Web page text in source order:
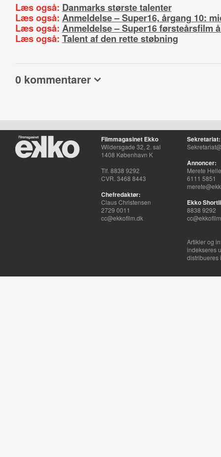
Læs også: Danmarks største talenter
Læs også: Anmeldelse – Super16, årgang 10:
Læs også: Anmeldelse – Super16 førsteårsfilm
Læs også: Talent af den rette støbning
0 kommentarer
Filmmagasinet Ekko
Wildersgade 32, 2. sal
1408 København K
Tlf. 8838 9292
CVR. 3468 8443
Chefredaktør:
Claus Christensen
2729 0011
cc@ekkofilm.dk
Sekretariat:
Annoncer:
Merete
6111 5851
Ekko
8838 9292
Artikler og
indekseres
distribueres